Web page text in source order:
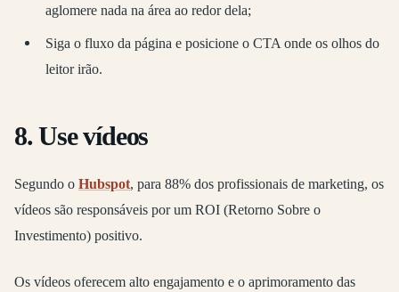
aglomere nada na área ao redor dela;
Siga o fluxo da página e posicione o CTA onde os olhos do
leitor irão.
8. Use vídeos
Segundo o Hubspot, para 88% dos profissionais de marketing, os
vídeos são responsáveis por um ROI (Retorno Sobre o
Investimento) positivo.
Os vídeos oferecem alto engajamento e o aprimoramento das